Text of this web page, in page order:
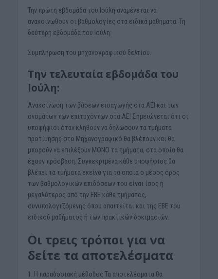
Την πρώτη εβδομάδα του Ιούλη αναμένεται να
ανακοινωθούν οι βαθμολογίες στα ειδικά μαθήματα. Τη
δεύτερη εβδομάδα του Ιούλη:
Συμπλήρωση του μηχανογραφικού δελτίου.
Την τελευταία εβδομάδα του
Ιούλη:
Ανακοίνωση των βάσεων εισαγωγής στα ΑΕΙ και των
ονομάτων των επιτυχόντων στα ΑΕΙ Σημειώνεται ότι οι
υποψήφιοι όταν κληθούν να δηλώσουν τα τμήματα
προτίμησης στο Μηχανογραφικό θα βλέπουν και θα
μπορούν να επιλέξουν ΜΟΝΟ τα τμήματα, στα οποία θα
έχουν πρόσβαση. Συγκεκριμένα κάθε υποψήφιος θα
βλέπει τα τμήματα εκείνα για τα οποία ο μέσος όρος
των βαθμολογικών επιδόσεων του είναι ίσος ή
μεγαλύτερος από την ΕΒΕ κάθε τμήματος,
συνυπολογιζόμενης όπου απαιτείται και της ΕΒΕ του
ειδικού μαθήματος ή των πρακτικών δοκιμασιών.
Οι τρεις τρόποι για να
δείτε τα αποτελέσματα
1. Η παραδοσιακή μέθοδος Τα αποτελέσματα θα